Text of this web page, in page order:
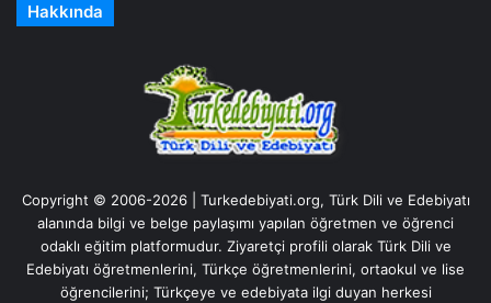
Hakkında
Copyright © 2006-2026 | Turkedebiyati.org, Türk Dili ve Edebiyatı
alanında bilgi ve belge paylaşımı yapılan öğretmen ve öğrenci
odaklı eğitim platformudur. Ziyaretçi profili olarak Türk Dili ve
Edebiyatı öğretmenlerini, Türkçe öğretmenlerini, ortaokul ve lise
öğrencilerini; Türkçeye ve edebiyata ilgi duyan herkesi